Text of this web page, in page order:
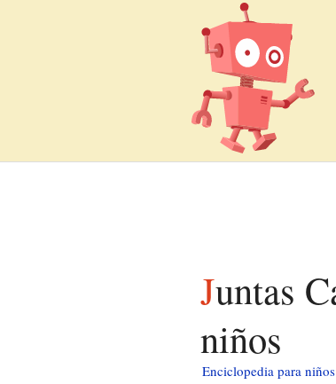
Juntas Castellanas de Actuación Hispánica para
niños
Enciclopedia para niños